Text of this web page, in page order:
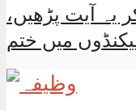
یہ آیت پڑھیں،
میں ختم